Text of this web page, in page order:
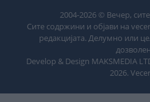
2004-2026 © Вечер,
Сите содржини и објави на
редакцијата. Делумно или
Develop & Design MAKSMEDIA
2026.